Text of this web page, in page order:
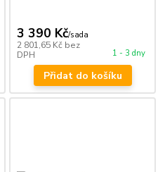
3 390 Kč/sada
2 801,65 Kč bez
DPH
1 - 3 dny
Přidat do košíku